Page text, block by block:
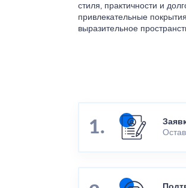
стиля, практичности и
привлекательные
выразительное